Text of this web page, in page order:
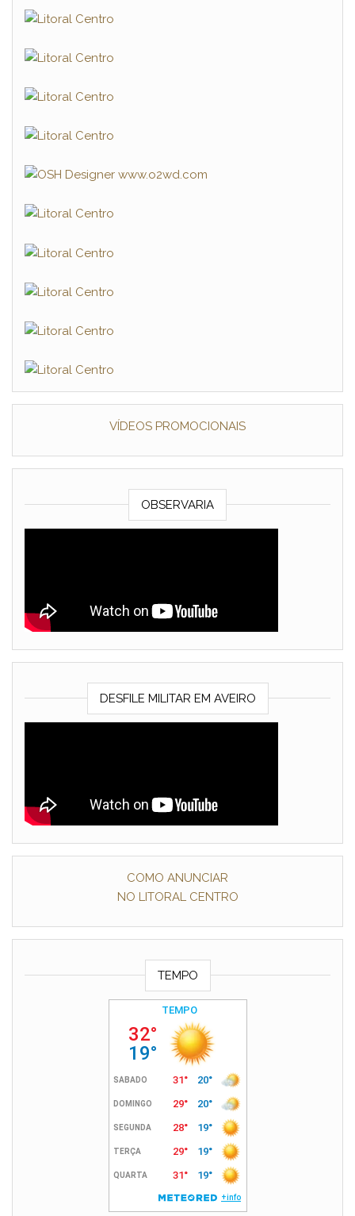
VÍDEOS PROMOCIONAIS
OBSERVARIA
DESFILE MILITAR EM AVEIRO
COMO ANUNCIAR
NO LITORAL CENTRO
TEMPO